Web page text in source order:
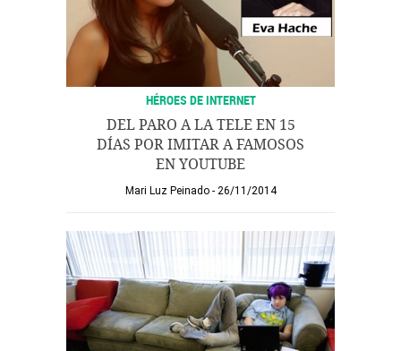
HÉROES DE INTERNET
DEL PARO A LA TELE EN 15
DÍAS POR IMITAR A FAMOSOS
EN YOUTUBE
Mari Luz Peinado 26/11/2014